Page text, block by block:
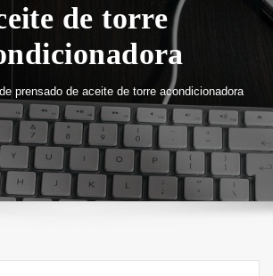
de torre
prensado de aceite de torre acondicionadora